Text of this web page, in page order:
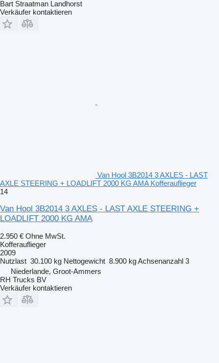
Bart Straatman Landhorst
Verkäufer kontaktieren
Van Hool 3B2014 3 AXLES - LAST
AXLE STEERING + LOADLIFT 2000 KG AMA Kofferauflieger
14
Van Hool 3B2014 3 AXLES - LAST AXLE STEERING +
LOADLIFT 2000 KG AMA
2.950 € Ohne MwSt.
Kofferauflieger
2009
Nutzlast 30.100 kg Nettogewicht 8.900 kgAchsenanzahl 3
Niederlande, Groot-Ammers
RH Trucks BV
Verkäufer kontaktieren